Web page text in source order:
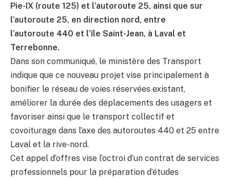
Pie-IX (route 125) et l’autoroute 25, ainsi que sur
l’autoroute 25, en direction nord, entre
l’autoroute 440 et l’île Saint-Jean, à Laval et
Terrebonne.
Dans son communiqué, le ministère des Transport
indique que ce nouveau projet vise principalement à
bonifier le réseau de voies réservées existant,
améliorer la durée des déplacements des usagers et
favoriser ainsi que le transport collectif et
covoiturage dans l’axe des autoroutes 440 et 25 entre
Laval et la rive-nord.
Cet appel d’offres vise l’octroi d’un contrat de services
professionnels pour la préparation d’études